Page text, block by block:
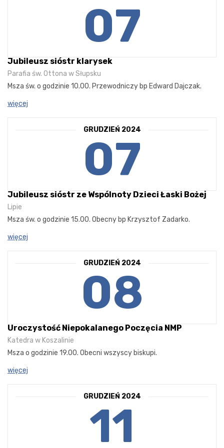
07
Jubileusz sióstr klarysek
Parafia św. Ottona w Słupsku
Msza św. o godzinie 10.00. Przewodniczy bp Edward Dajczak.
więcej
GRUDZIEŃ 2024
07
Jubileusz sióstr ze Wspólnoty Dzieci Łaski Bożej
Lipie
Msza św. o godzinie 15.00. Obecny bp Krzysztof Zadarko.
więcej
GRUDZIEŃ 2024
08
Uroczystość Niepokalanego Poczęcia NMP
Katedra w Koszalinie
Msza o godzinie 19.00. Obecni wszyscy biskupi.
więcej
GRUDZIEŃ 2024
11